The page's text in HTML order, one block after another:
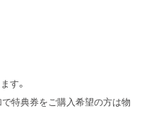
す。
特典券をご購入希望の方は物